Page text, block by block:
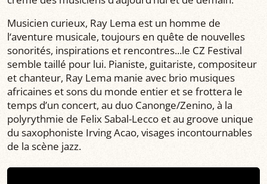
Musicien curieux, Ray Lema est un homme de
l‘aventure musicale, toujours en quête de nouvelles
sonorités, inspirations et rencontres...le CZ Festival
semble taillé pour lui. Pianiste, guitariste, compositeur
et chanteur, Ray Lema manie avec brio musiques
africaines et sons du monde entier et se frottera le
temps d’un concert, au duo Canonge/Zenino, à la
polyrythmie de Felix Sabal-Lecco et au groove unique
du saxophoniste Irving Acao, visages incontournables
de la scène jazz.